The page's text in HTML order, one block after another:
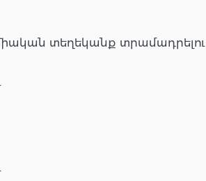
տեղեկանք տրամադրելու